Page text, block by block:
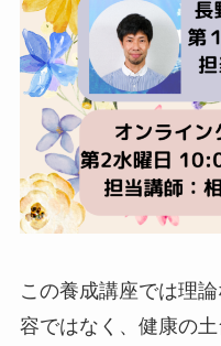
この養成講座では理
容ではなく、健康の